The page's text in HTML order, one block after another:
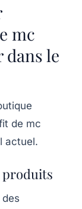
mc
dans le
de mc
actuel.
produits